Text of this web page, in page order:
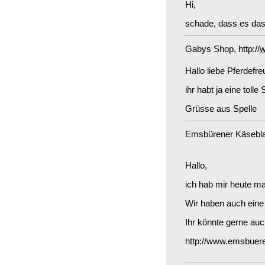
Hi,
schade, dass es
Gabys Shop, http://
Hallo liebe
ihr habt ja eine tolle
Grüsse aus Spelle
Emsbürener
Hallo,
ich hab mir heute
Wir haben auch
Ihr könnte gerne
http://